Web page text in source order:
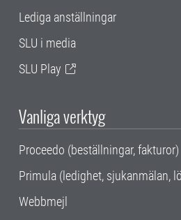
Lediga anställningar
SLU i media
SLU Play
Vanliga verktyg
Proceedo (beställningar, fakturor)
Primula (ledighet, sjukanmälan,
Webbmejl